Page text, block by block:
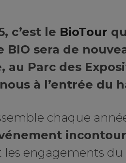
c’est le BioTour
BIO sera de
Parc des
à l’entrée du
chaque
les engagements